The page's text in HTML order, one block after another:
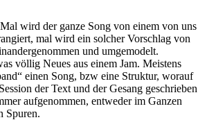
wird der ganze Song von einem von uns
mal wird ein solcher Vorschlag von
und umgemodelt.
völlig Neues aus einem Jam. Meistens
einen Song, bzw eine Struktur, worauf
der Text und der Gesang geschrieben
aufgenommen, entweder im Ganzen
Spuren.